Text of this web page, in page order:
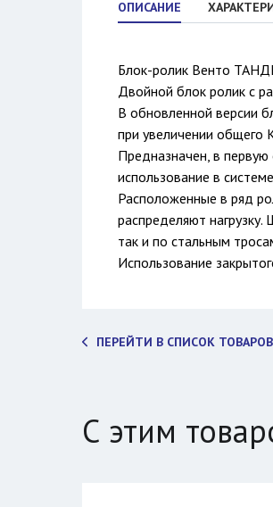
ОПИСАНИЕ
Блок-ролик Венто
Двойной блок ролик с
В обновленной версии
при увеличении общего
Предназначен, в
использование в
Расположенные в ряд
распределяют
так и по стальным
Использование
ПЕРЕЙТИ В СПИСОК ТОВАРОВ
С этим